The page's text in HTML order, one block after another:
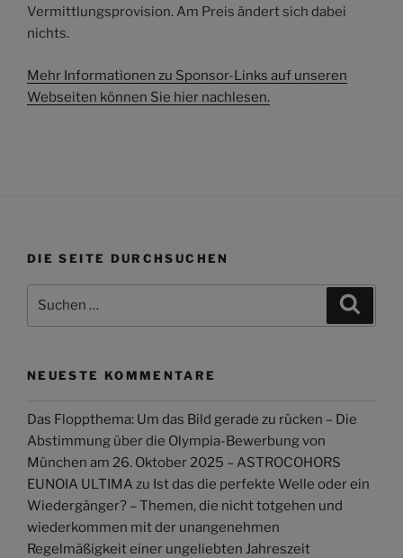
Vermittlungsprovision. Am Preis ändert sich dabei
nichts.
Mehr Informationen zu Sponsor-Links auf unseren
Webseiten können Sie hier nachlesen.
DIE SEITE DURCHSUCHEN
NEUESTE KOMMENTARE
Das Floppthema: Um das Bild gerade zu rücken – Die
Abstimmung über die Olympia-Bewerbung von
München am 26. Oktober 2025 – ASTROCOHORS
EUNOIA ULTIMA zu Ist das die perfekte Welle oder ein
Wiedergänger? – Themen, die nicht totgehen und
wiederkommen mit der unangenehmen
Regelmäßigkeit einer ungeliebten Jahreszeit